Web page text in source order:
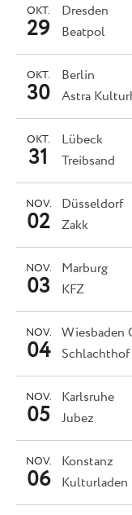
Dresden
OKT.
29 Beatpol
Berlin
OKT.
30 Astra
Lübeck
OKT.
31 Treibsand
Düsseldorf
NOV.
02 Zakk
Marburg
NOV.
03 KFZ
Wiesbaden
NOV.
04
Karlsruhe
NOV.
05 Jubez
Konstanz
NOV.
06 Kulturladen